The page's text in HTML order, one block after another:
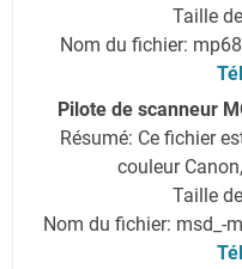
Taille
Nom du fichier:
Pilote de scanneur
Résumé: Ce fichier
couleur
Taille
Nom du fichier: msd_-